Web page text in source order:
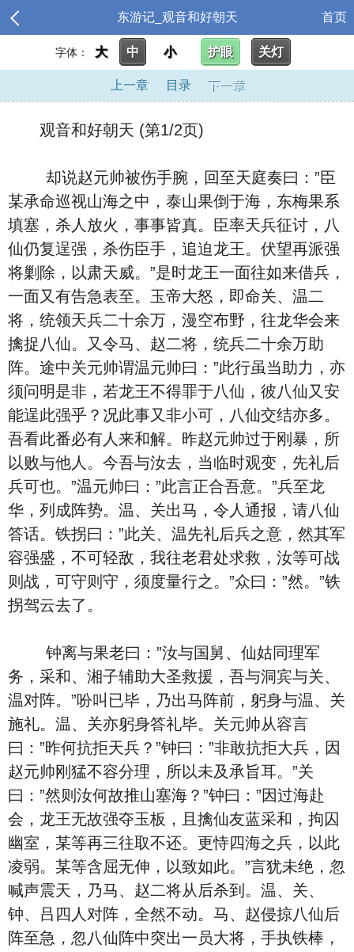
东游记_观音和好朝天 首页
字体： 大 中 小 护眼 关灯
上一章 目录 下一章
观音和好朝天 (第1/2页)
却说赵元帅被伤手腕，回至天庭奏曰：”臣
某承命巡视山海之中，泰山果倒于海，东梅果系
填塞，杀人放火，事事皆真。臣率天兵征讨，八
仙仍复逞强，杀伤臣手，追迫龙王。伏望再派强
将剿除，以肃天威。”是时龙王一面往如来借兵，
一面又有告急表至。玉帝大怒，即命关、温二
将，统领天兵二十余万，漫空布野，往龙华会来
擒捉八仙。又令马、赵二将，统兵二十余万助
阵。途中关元帅谓温元帅曰：”此行虽当助力，亦
须问明是非，若龙王不得罪于八仙，彼八仙又安
能逞此强乎？况此事又非小可，八仙交结亦多。
吾看此番必有人来和解。昨赵元帅过于刚暴，所
以败与他人。今吾与汝去，当临时观变，先礼后
兵可也。”温元帅曰：”此言正合吾意。”兵至龙
华，列成阵势。温、关出马，令人通报，请八仙
答话。铁拐曰：”此关、温先礼后兵之意，然其军
容强盛，不可轻敌，我往老君处求救，汝等可战
则战，可守则守，须度量行之。”众曰：”然。”铁
拐驾云去了。
钟离与果老曰：”汝与国舅、仙姑同理军
务，采和、湘子辅助大圣救援，吾与洞宾与关、
温对阵。”吩叫已毕，乃出马阵前，躬身与温、关
施礼。温、关亦躬身答礼毕。关元帅从容言
曰：”昨何抗拒天兵？”钟曰：”非敢抗拒大兵，因
赵元帅刚猛不容分理，所以未及承旨耳。”关
曰：”然则汝何故推山塞海？”钟曰：”因过海赴
会，龙王无故强夺玉板，且擒仙友蓝采和，拘囚
幽室，某等再三往取不还。更恃四海之兵，以此
凌弱。某等含屈无伸，以致如此。”言犹未绝，忽
喊声震天，乃马、赵二将从后杀到。温、关、
钟、吕四人对阵，全然不动。马、赵侵掠八仙后
阵至急，忽八仙阵中突出一员大将，手执铁棒，